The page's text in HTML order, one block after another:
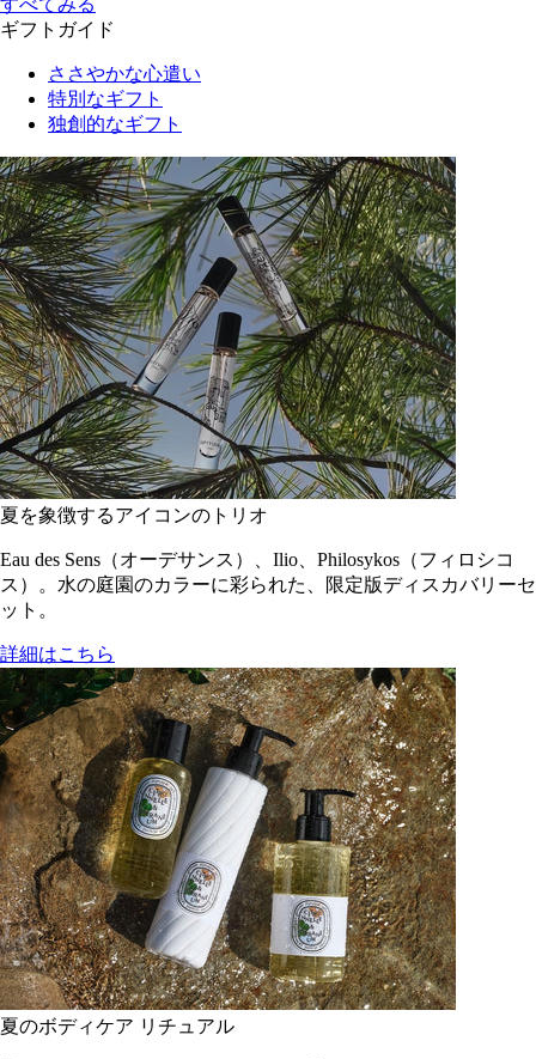
すべてみる
ギフトガイド
ささやかな心遣い
特別なギフト
独創的なギフト
夏を象徴するアイコンのトリオ
Eau des Sens（オーデサンス）、Ilio、Philosykos（フィロシコ
ス）。水の庭園のカラーに彩られた、限定版ディスカバリーセ
ット。
詳細はこちら
夏のボディケア リチュアル